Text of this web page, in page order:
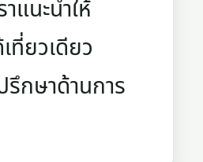
แนะนำให้
ที่ยวเดียว
กษาด้านการ